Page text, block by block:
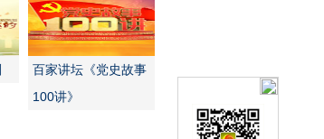
百家讲坛《党史故事
100讲》